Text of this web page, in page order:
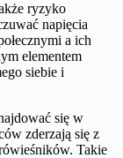
ryzyko
napięcia
a ich
elementem
siebie i
się w
zderzają się z
Takie